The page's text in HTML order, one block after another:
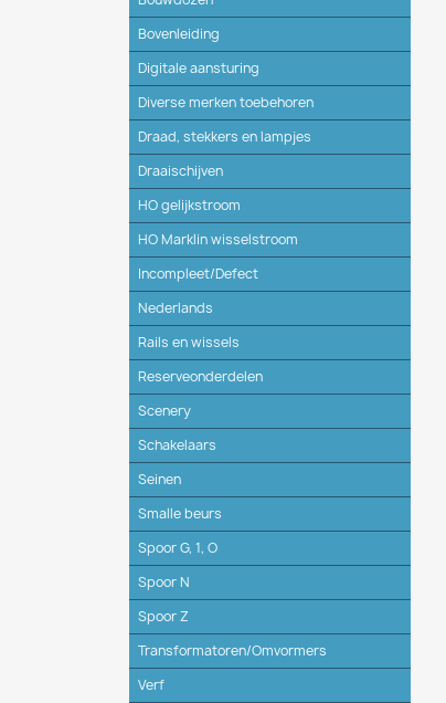
Bovenleiding
Digitale aansturing
Diverse merken toebehoren
Draad, stekkers en lampjes
Draaischijven
HO gelijkstroom
HO Marklin wisselstroom
Incompleet/Defect
Nederlands
Rails en wissels
Reserveonderdelen
Scenery
Schakelaars
Seinen
Smalle beurs
Spoor G, 1, O
Spoor N
Spoor Z
Transformatoren/Omvormers
Verf